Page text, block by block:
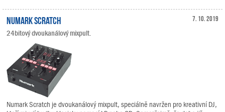
7. 10. 2019
Numark Scratch
24bitový dvoukanálový mixpult.
Numark Scratch je dvoukanálový mixpult, speciálně navržen pro kreativní DJ,